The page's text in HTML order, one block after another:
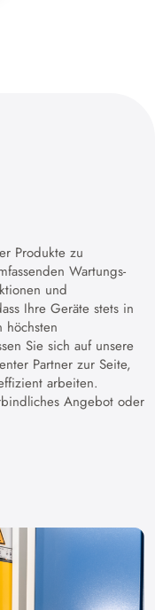
Produkte zu
Wartungs-
und
Ihre Geräte stets in
Sie sich auf unsere
Partner zur Seite,
arbeiten.
Angebot oder